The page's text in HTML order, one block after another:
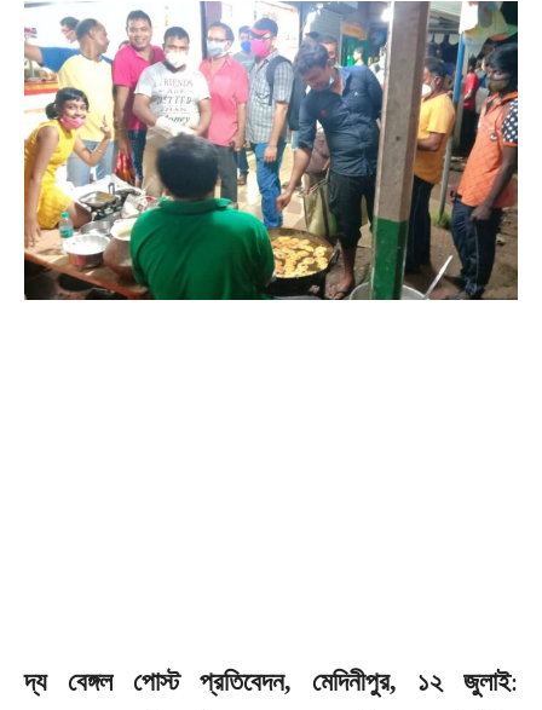
দ্য বেঙ্গল পোস্ট প্রতিবেদন, মেদিনীপুর, ১২ জুলাই: